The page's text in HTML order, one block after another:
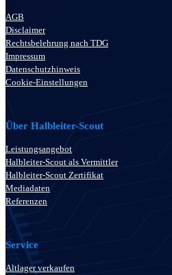
AGB
Disclaimer
Rechtsbelehrung nach TDG
Impressum
Datenschutzhinweis
Cookie-Einstellungen
Über Halbleiter-Scout
Leistungsangebot
Halbleiter-Scout als Vermittler
Halbleiter-Scout Zertifikat
Mediadaten
Referenzen
Service
Altlager verkaufen